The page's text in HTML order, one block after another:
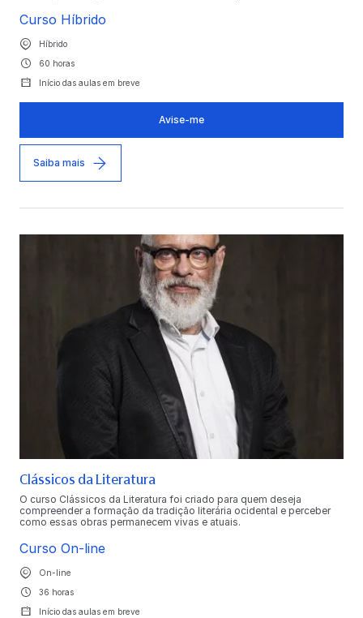
Curso Híbrido
Híbrido
60 horas
Início das aulas em breve
Avise-me
Saiba mais
Clássicos da Literatura
O curso Clássicos da Literatura foi criado para quem deseja
compreender a formação da tradição literária ocidental e perceber
como essas obras permanecem vivas e atuais.
Curso On-line
On-line
36 horas
Início das aulas em breve